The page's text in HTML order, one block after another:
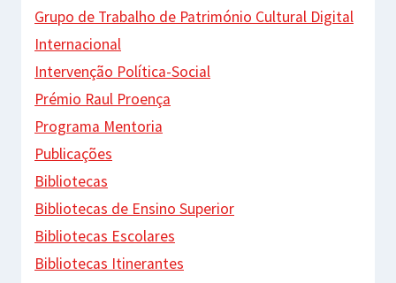
Grupo de Trabalho de Património Cultural Digital
Internacional
Intervenção Política-Social
Prémio Raul Proença
Programa Mentoria
Publicações
Bibliotecas
Bibliotecas de Ensino Superior
Bibliotecas Escolares
Bibliotecas Itinerantes